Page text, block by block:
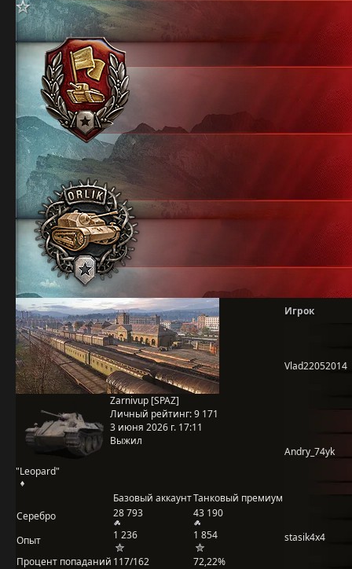
"Leopard"
Zarnivup [SPAZ]
Личный рейтинг:9 171
3 июня 2026 г. 17:11
Выжил
Базовый аккаунтТанковый премиум
Серебро
28 793 43 190
Опыт 1 236
1 854
Процент попаданий 117/162 72,22%
Игрок
Vlad22052014
Andry_74yk
stasik4x4